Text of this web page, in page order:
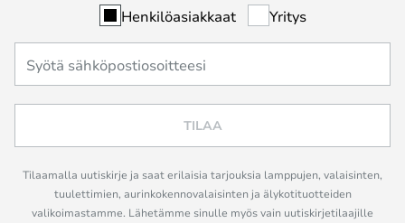
Henkilöasiakkaat Yritys
TILAA
Tilaamalla uutiskirje ja saat erilaisia tarjouksia lamppujen, valaisinten,
tuulettimien, aurinkokennovalaisinten ja älykotituotteiden
valikoimastamme. Lähetämme sinulle myös vain uutiskirjetilaajille